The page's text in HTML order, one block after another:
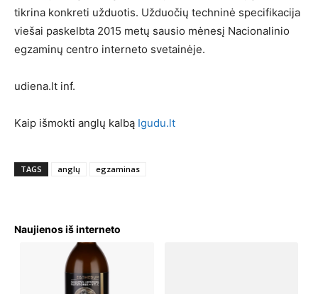
tikrina konkreti užduotis. Užduočių techninė specifikacija
viešai paskelbta 2015 metų sausio mėnesį Nacionalinio
egzaminų centro interneto svetainėje.
udiena.lt inf.
Kaip išmokti anglų kalbą Igudu.lt
TAGS anglų egzaminas
Naujienos iš interneto